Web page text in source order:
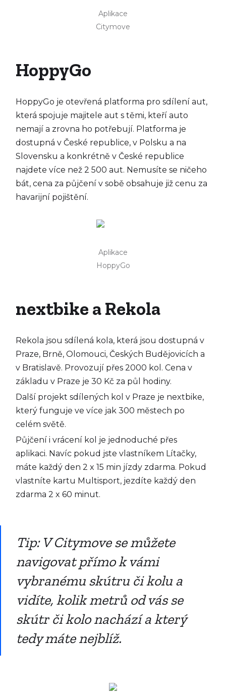
Aplikace
Citymove
HoppyGo
HoppyGo je otevřená platforma pro sdílení aut,
která spojuje majitele aut s těmi, kteří auto
nemají a zrovna ho potřebují. Platforma je
dostupná v České republice, v Polsku a na
Slovensku a konkrétně v České republice
najdete více než 2 500 aut. Nemusíte se ničeho
bát, cena za půjčení v sobě obsahuje již cenu za
havarijní pojištění.
Aplikace
HoppyGo
nextbike a Rekola
Rekola jsou sdílená kola, která jsou dostupná v
Praze, Brně, Olomouci, Českých Budějovicích a
v Bratislavě. Provozují přes 2000 kol. Cena v
základu v Praze je 30 Kč za půl hodiny.
Další projekt sdílených kol v Praze je nextbike,
který funguje ve více jak 300 městech po
celém světě.
Půjčení i vrácení kol je jednoduché přes
aplikaci. Navíc pokud jste vlastníkem Lítačky,
máte každý den 2 x 15 min jízdy zdarma. Pokud
vlastníte kartu Multisport, jezdíte každý den
zdarma 2 x 60 minut.
Tip: V Citymove se můžete
navigovat přímo k vámi
vybranému skútru či kolu a
vidíte, kolik metrů od vás se
skútr či kolo nachází a který
tedy máte nejblíž.